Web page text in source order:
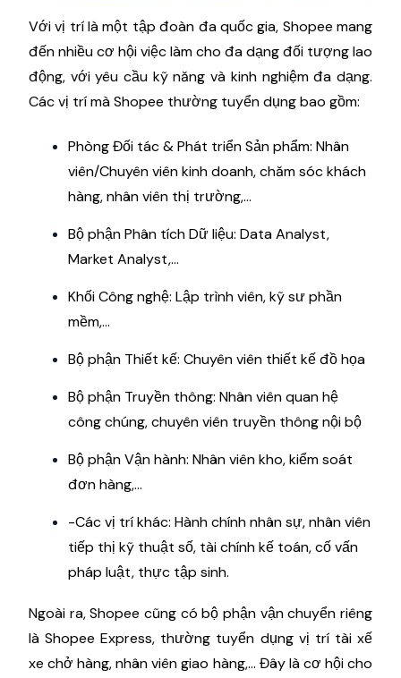
Với vị trí là một tập đoàn đa quốc gia, Shopee mang
đến nhiều cơ hội việc làm cho đa dạng đối tượng lao
động, với yêu cầu kỹ năng và kinh nghiệm đa dạng.
Các vị trí mà Shopee thường tuyển dụng bao gồm:
Phòng Đối tác & Phát triển Sản phẩm: Nhân
viên/Chuyên viên kinh doanh, chăm sóc khách
hàng, nhân viên thị trường,...
Bộ phận Phân tích Dữ liệu: Data Analyst,
Market Analyst,...
Khối Công nghệ: Lập trình viên, kỹ sư phần
mềm,...
Bộ phận Thiết kế: Chuyên viên thiết kế đồ họa
Bộ phận Truyền thông: Nhân viên quan hệ
công chúng, chuyên viên truyền thông nội bộ
Bộ phận Vận hành: Nhân viên kho, kiểm soát
đơn hàng,...
-Các vị trí khác: Hành chính nhân sự, nhân viên
tiếp thị kỹ thuật số, tài chính kế toán, cố vấn
pháp luật, thực tập sinh.
Ngoài ra, Shopee cũng có bộ phận vận chuyển riêng
là Shopee Express, thường tuyển dụng vị trí tài xế
xe chở hàng, nhân viên giao hàng,... Đây là cơ hội cho